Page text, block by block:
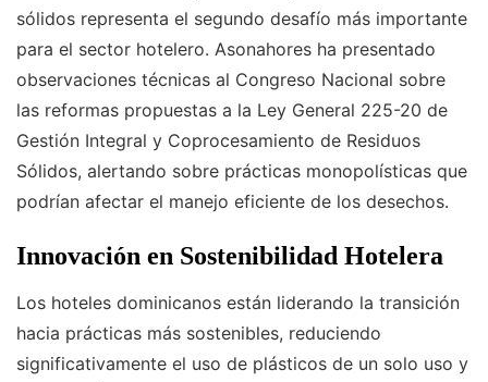
sólidos representa el segundo desafío más importante
para el sector hotelero. Asonahores ha presentado
observaciones técnicas al Congreso Nacional sobre
las reformas propuestas a la Ley General 225-20 de
Gestión Integral y Coprocesamiento de Residuos
Sólidos, alertando sobre prácticas monopolísticas que
podrían afectar el manejo eficiente de los desechos.
Innovación en Sostenibilidad Hotelera
Los hoteles dominicanos están liderando la transición
hacia prácticas más sostenibles, reduciendo
significativamente el uso de plásticos de un solo uso y